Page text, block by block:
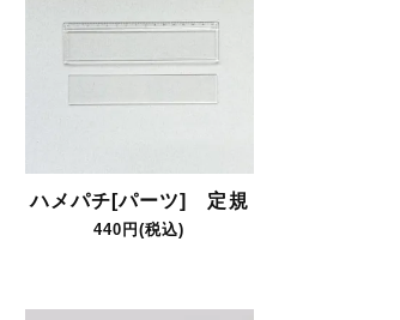
ハメパチ[パーツ] 定規
440円(税込)